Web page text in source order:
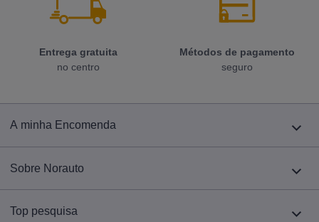
A minha Encomenda
Sobre Norauto
Top pesquisa
Entrega gratuita
no centro
Métodos de pagamento
seguro